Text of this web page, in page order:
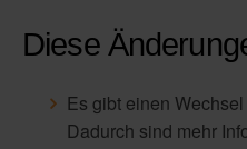
Diese
Es gibt einen
Dadurch sind mehr